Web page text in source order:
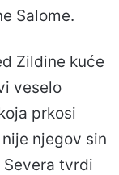
Salome.
Zildine kuće
veselo
prkosi
njegov sin
tvrdi